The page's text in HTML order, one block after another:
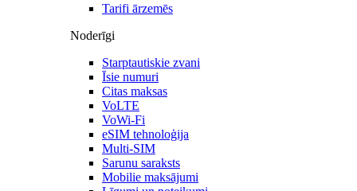
Tarifi ārzemēs
Noderīgi
Starptautiskie zvani
Īsie numuri
Citas maksas
VoLTE
VoWi-Fi
eSIM tehnoloģija
Multi-SIM
Sarunu saraksts
Mobilie maksājumi